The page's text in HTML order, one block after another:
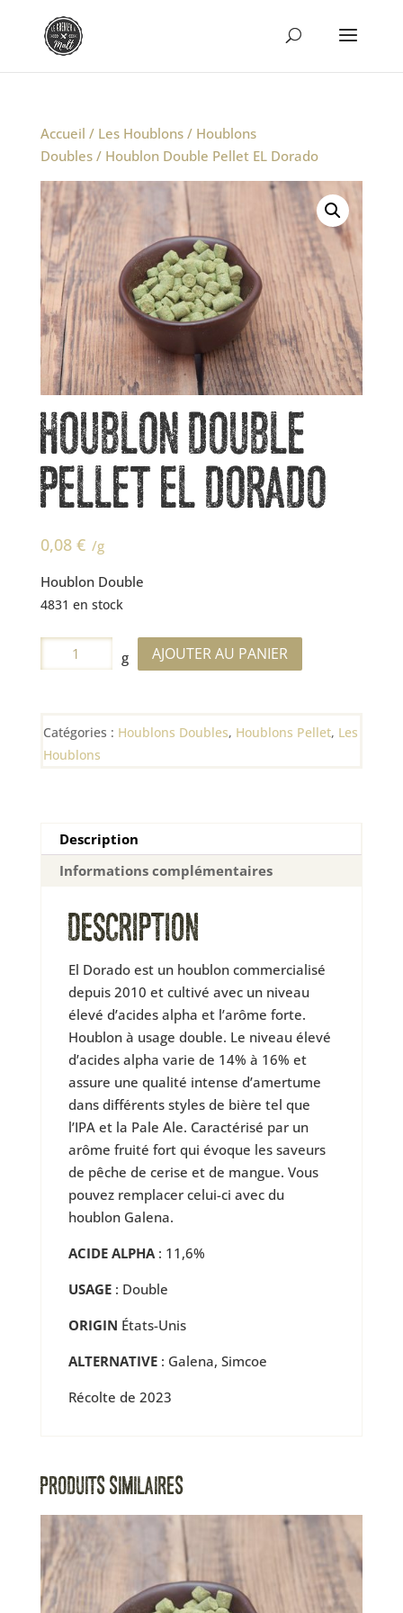
Accueil / Les Houblons/ Houblons
Doubles/ Houblon Double Pellet EL Dorado
HOUBLON DOUBLE
PELLET EL DORADO
0,08 € /g
Houblon Double
4831 en stock
quantité
de
Pellet
EL
g AJOUTER AU PANIER
Catégories : Houblons Doubles, Houblons Pellet, Les
Houblons
Description
Informations complémentaires
DESCRIPTION
El Dorado est un houblon commercialisé
depuis 2010 et cultivé avec un niveau
élevé d’acides alpha et l’arôme forte.
Houblon à usage double. Le niveau élevé
d’acides alpha varie de 14% à 16% et
assure une qualité intense d’amertume
dans différents styles de bière tel que
l’IPA et la Pale Ale. Caractérisé par un
arôme fruité fort qui évoque les saveurs
de pêche de cerise et de mangue. Vous
pouvez remplacer celui-ci avec du
houblon Galena.
ACIDE ALPHA : 11,6%
USAGE : Double
ORIGIN États-Unis
ALTERNATIVE : Galena, Simcoe
Récolte de 2023
PRODUITS SIMILAIRES